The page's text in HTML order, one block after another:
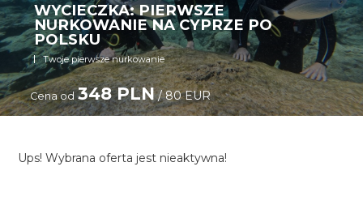
WYCIECZKA: PIERWSZE
NURKOWANIE NA CYPRZE PO
POLSKU
Twoje pierwsze nurkowanie
Cena od 348 PLN/ 80 EUR
Ups! Wybrana oferta jest nieaktywna!